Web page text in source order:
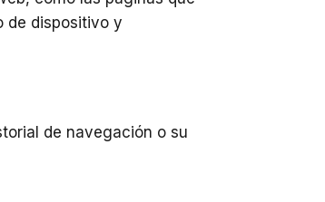
de dispositivo y
de navegación o su